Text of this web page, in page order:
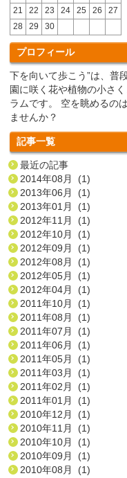
21
22 23 24 25 26
27
28
29 30
プロフィール
下を向いて歩こう”は、普
園に咲く花や植物の小さ
ラムです。 空を眺めるの
ませんか？
記事一覧
最近の記事
2014年08月 (1)
2013年06月 (1)
2013年01月 (1)
2012年11月 (1)
2012年10月 (1)
2012年09月 (1)
2012年08月 (1)
2012年05月 (1)
2012年04月 (1)
2011年10月 (1)
2011年08月 (1)
2011年07月 (1)
2011年06月 (1)
2011年05月 (1)
2011年03月 (1)
2011年02月 (1)
2011年01月 (1)
2010年12月 (1)
2010年11月 (1)
2010年10月 (1)
2010年09月 (1)
2010年08月 (1)